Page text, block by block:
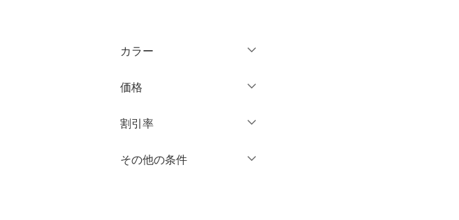
ジャケット・アウター
パンツ
ワンピース・ドレス
スカート
カラー
価格
絞り込み
割引率
％OFF～ ％OFF
その他の条件